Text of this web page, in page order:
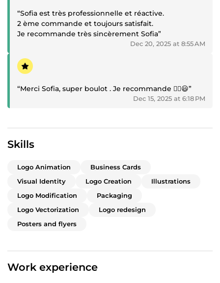
“Sofia est très professionnelle et réactive.
2 ème commande et toujours satisfait.
Je recommande très sincèrement Sofia”
Dec 20, 2025 at 8:55 AM
Positive review
“Merci Sofia, super boulot . Je recommande ✌🏾😃”
Dec 15, 2025 at 6:18 PM
Skills
Logo Animation
Business Cards
Visual Identity
Logo Creation
Illustrations
Logo Modification
Packaging
Logo Vectorization
Logo redesign
Posters and flyers
Work experience